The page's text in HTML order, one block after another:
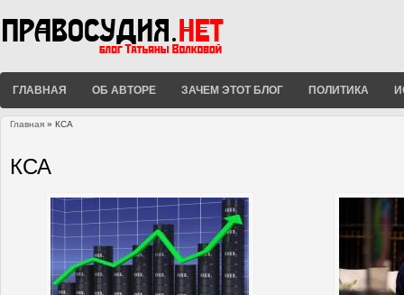
ГЛАВНАЯ ОБ АВТОРЕ ЗАЧЕМ ЭТОТ БЛОГ ПОЛИТИКА
Главная » КСА
КСА